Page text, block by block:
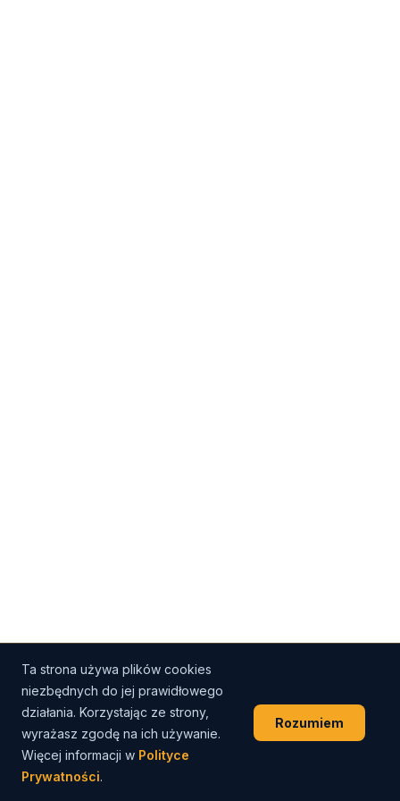
Ta strona używa plików cookies
niezbędnych do jej prawidłowego
działania. Korzystając ze strony,
wyrażasz zgodę na ich używanie.
Więcej informacji w Polityce
Prywatności.
Rozumiem